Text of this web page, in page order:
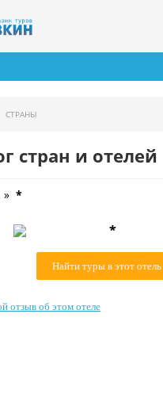
СТРАНЫ
стран и отелей
*
*
Найти туры в этот отель
отзыв об этом отеле